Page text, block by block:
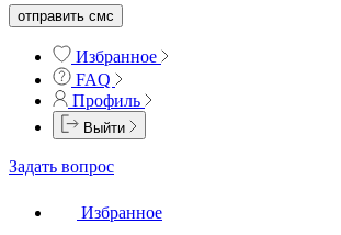
отправить смс
Избранное
FAQ
Профиль
Выйти
Задать вопрос
Избранное